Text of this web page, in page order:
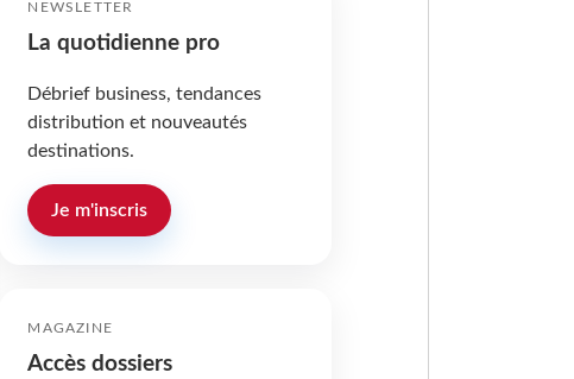
NEWSLETTER
La quotidienne pro
Débrief business, tendances
distribution et nouveautés
destinations.
Je m'inscris
MAGAZINE
Accès dossiers